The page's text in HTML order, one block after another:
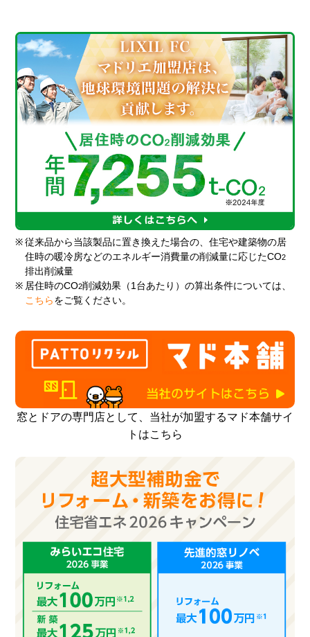
※ 従来品から当該製品に置き換えた場合の、住宅や建築物の居
住時の暖冷房などのエネルギー消費量の削減量に応じたCO2
排出削減量
※ 居住時のCO2削減効果（1台あたり）の算出条件については、
こちら をご覧ください。
窓とドアの専門店として、当社が加盟するマド本舗サイ
トはこちら